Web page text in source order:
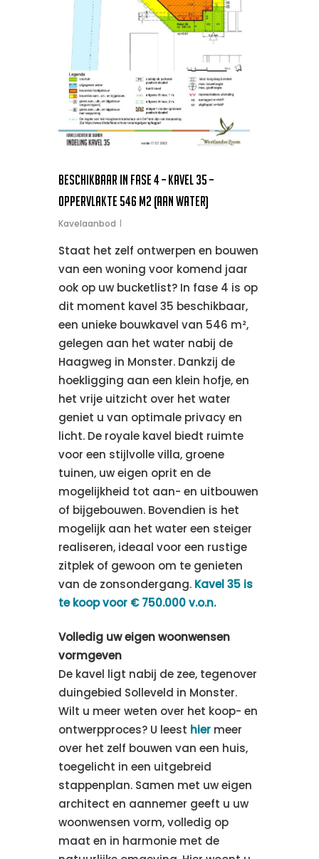
Beschikbaar in Fase 4 – kavel 35 –
oppervlakte 546 m2 (aan water)
Kavelaanbod
Staat het zelf ontwerpen en bouwen
van een woning voor komend jaar
ook op uw bucketlist? In fase 4 is op
dit moment kavel 35 beschikbaar,
een unieke bouwkavel van 546 m²,
gelegen aan het water nabij de
Haagweg in Monster. Dankzij de
hoekligging aan een klein hofje, en
het vrije uitzicht over het water
geniet u van optimale privacy en
licht. De royale kavel biedt ruimte
voor een stijlvolle villa, groene
tuinen, uw eigen oprit en de
mogelijkheid tot aan- en uitbouwen
of bijgebouwen. Bovendien is het
mogelijk aan het water een steiger
realiseren, ideaal voor een rustige
zitplek of gewoon om te genieten
van de zonsondergang. Kavel 35 is
te koop voor € 750.000 v.o.n.
Volledig uw eigen woonwensen
vormgeven
De kavel ligt nabij de zee, tegenover
duingebied Solleveld in Monster.
Wilt u meer weten over het koop- en
ontwerpproces? U leest hier meer
over het zelf bouwen van een huis,
toegelicht in een uitgebreid
stappenplan. Samen met uw eigen
architect en aannemer geeft u uw
woonwensen vorm, volledig op
maat en in harmonie met de